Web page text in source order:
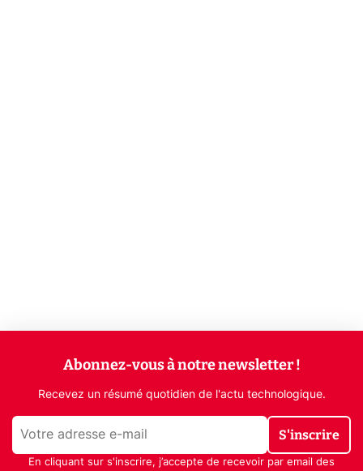
Abonnez-vous à notre newsletter !
Recevez un résumé quotidien de l'actu technologique.
S'inscrire
En cliquant sur s'inscrire, j’accepte de recevoir par email des